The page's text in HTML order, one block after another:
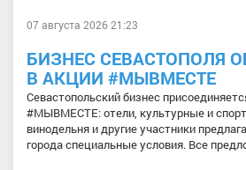
07 августа 2026 21:23
БИЗНЕС СЕВАСТОПОЛЯ
В АКЦИИ #МЫВМЕСТЕ
Севастопольский бизнес
#МЫВМЕСТЕ: отели, культурные и
винодельня и другие участники
города специальные условия. Все